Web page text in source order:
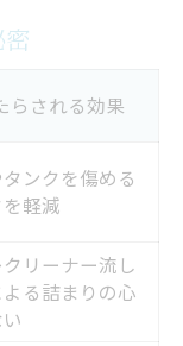
らされる効果
ンクを傷める
軽減
クリーナー流し
る詰まりの心